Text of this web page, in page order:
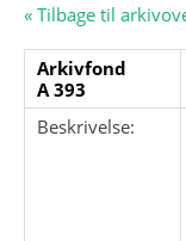
« Tilbage til
Arkivfond
A 393
Beskrivelse: